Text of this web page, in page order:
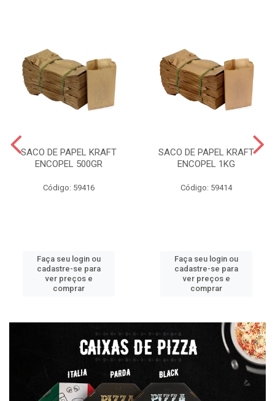
SACO DE PAPEL KRAFT
ENCOPEL 500GR
Código: 59416
Faça seu login ou
cadastre-se para
ver preços e
comprar
SACO DE PAPEL KRAFT
ENCOPEL 1KG
Código: 59414
Faça seu login ou
cadastre-se para
ver preços e
comprar